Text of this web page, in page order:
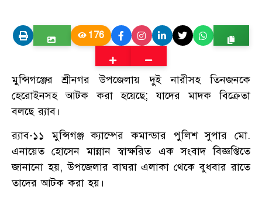
176
মুন্সিগঞ্জের শ্রীনগর উপজেলায় দুই নারীসহ তিনজনকে
হেরোইনসহ আটক করা হয়েছে; যাদের মাদক বিক্রেতা
বলছে র‌্যাব।
র‌্যাব-১১ মুন্সিগঞ্জ ক্যাম্পের কমান্ডার পুলিশ সুপার মো.
এনায়েত হোসেন মান্নান স্বাক্ষরিত এক সংবাদ বিজ্ঞপ্তিতে
জানানো হয়, উপজেলার বাঘরা এলাকা থেকে বুধবার রাতে
তাদের আটক করা হয়।